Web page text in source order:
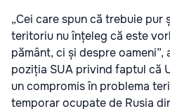
„Cei care spun că trebuie pur
teritoriu nu înțeleg că este
pământ, ci și despre
poziția SUA privind faptul că
un compromis în problema
temporar ocupate de Rusia